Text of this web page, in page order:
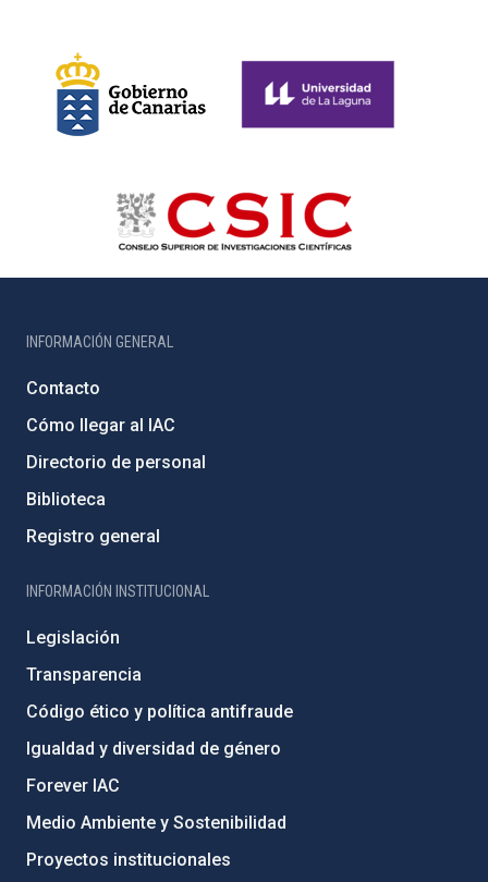
INFORMACIÓN GENERAL
Contacto
Cómo llegar al IAC
Directorio de personal
Biblioteca
Registro general
INFORMACIÓN INSTITUCIONAL
Legislación
Transparencia
Código ético y política antifraude
Igualdad y diversidad de género
Forever IAC
Medio Ambiente y Sostenibilidad
Proyectos institucionales